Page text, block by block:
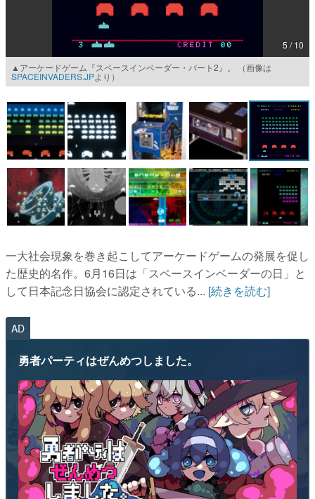
5 / 10
▲アーケードゲーム『スペースインベーダー・パート2』。 （画像は
SPACEINVADERS.JPより）
一大社会現象を巻き起こしてアーケードゲームの発展を促し
た歴史的名作。6月16日は「スペースインベーダーの日」と
して日本記念日協会に認定されている... [続きを読む]
AD
勇者パーティはぜんめつしました。